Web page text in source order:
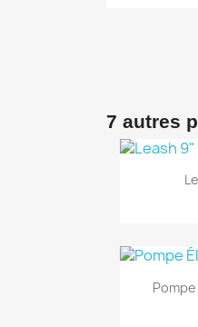
7 autres

